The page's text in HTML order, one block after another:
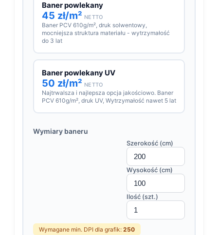
Baner powlekany
45 zł/m² NETTO
Baner PCV 610g/m², druk solwentowy,
mocniejsza struktura materiału - wytrzymałość
do 3 lat
Baner powlekany UV
50 zł/m² NETTO
Najtrwalsza i najlepsza opcja jakościowo. Baner
PCV 610g/m², druk UV, Wytrzymałość nawet 5 lat
Wymiary baneru
Szerokość (cm)
Wysokość (cm)
Ilość (szt.)
Wymagane min. DPI dla grafik: 250